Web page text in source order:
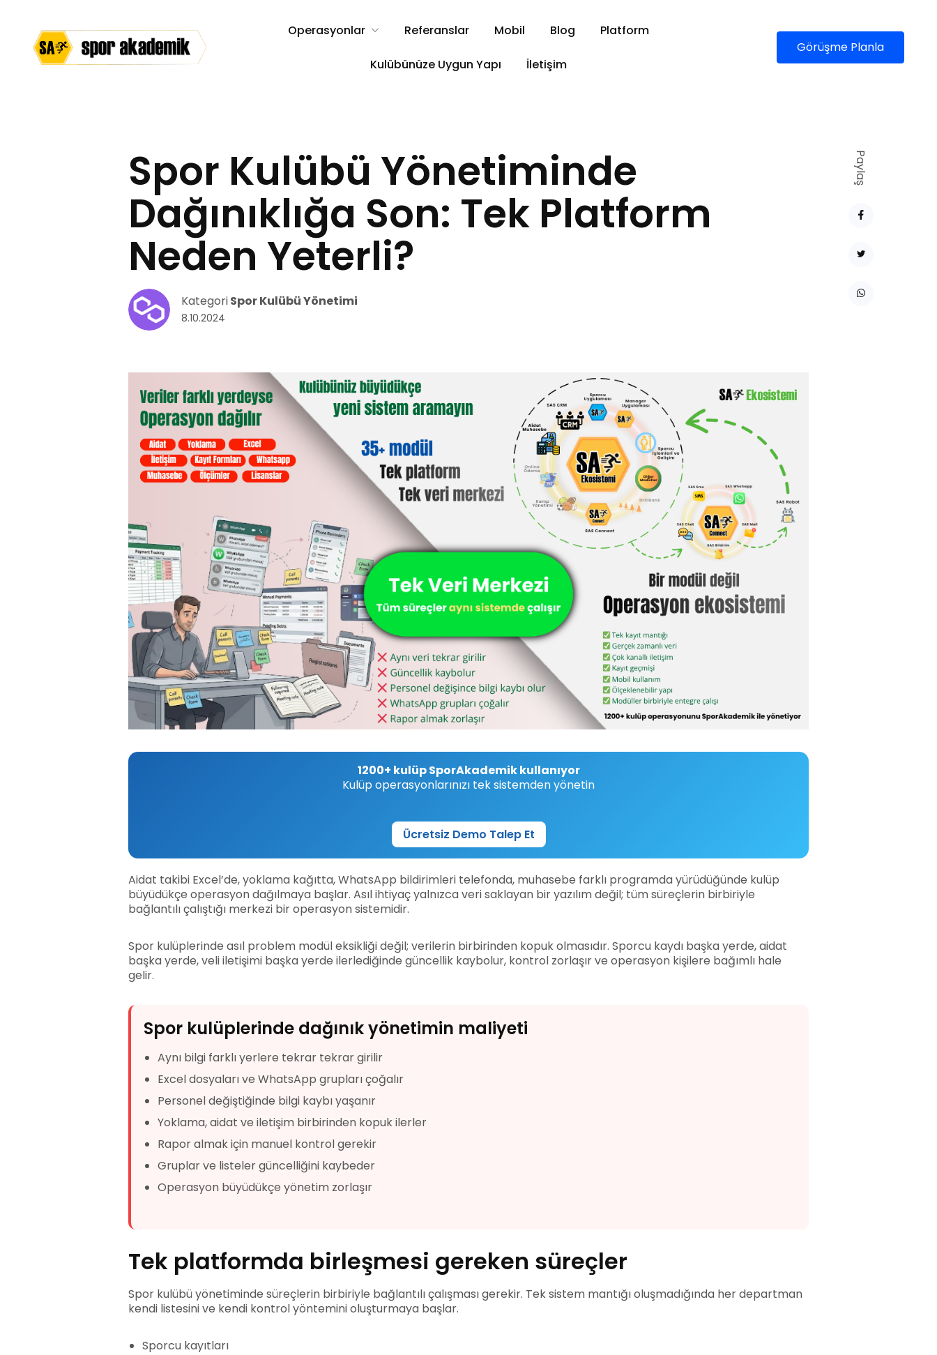
Operasyonlar Referanslar Mobil Blog Platform
Kulübünüze Uygun Yapı İletişim
Görüşme Planla
Spor Kulübü Yönetiminde
Dağınıklığa Son: Tek Platform
Neden Yeterli?
KategoriSpor Kulübü Yönetimi
8.10.2024
1200+ kulüp SporAkademik kullanıyor
Kulüp operasyonlarınızı tek sistemden yönetin
Ücretsiz Demo Talep Et
Aidat takibi Excel’de, yoklama kağıtta, WhatsApp bildirimleri telefonda, muhasebe farklı programda yürüdüğünde kulüp
büyüdükçe operasyon dağılmaya başlar. Asıl ihtiyaç yalnızca veri saklayan bir yazılım değil; tüm süreçlerin birbiriyle
bağlantılı çalıştığı merkezi bir operasyon sistemidir.
Spor kulüplerinde asıl problem modül eksikliği değil; verilerin birbirinden kopuk olmasıdır. Sporcu kaydı başka yerde, aidat
başka yerde, veli iletişimi başka yerde ilerlediğinde güncellik kaybolur, kontrol zorlaşır ve operasyon kişilere bağımlı hale
gelir.
Spor kulüplerinde dağınık yönetimin maliyeti
Aynı bilgi farklı yerlere tekrar tekrar girilir
Excel dosyaları ve WhatsApp grupları çoğalır
Personel değiştiğinde bilgi kaybı yaşanır
Yoklama, aidat ve iletişim birbirinden kopuk ilerler
Rapor almak için manuel kontrol gerekir
Gruplar ve listeler güncelliğini kaybeder
Operasyon büyüdükçe yönetim zorlaşır
Tek platformda birleşmesi gereken süreçler
Spor kulübü yönetiminde süreçlerin birbiriyle bağlantılı çalışması gerekir. Tek sistem mantığı oluşmadığında her departman
kendi listesini ve kendi kontrol yöntemini oluşturmaya başlar.
Sporcu kayıtları
Paylaş